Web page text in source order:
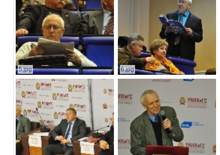
5.jpg 6.jpg